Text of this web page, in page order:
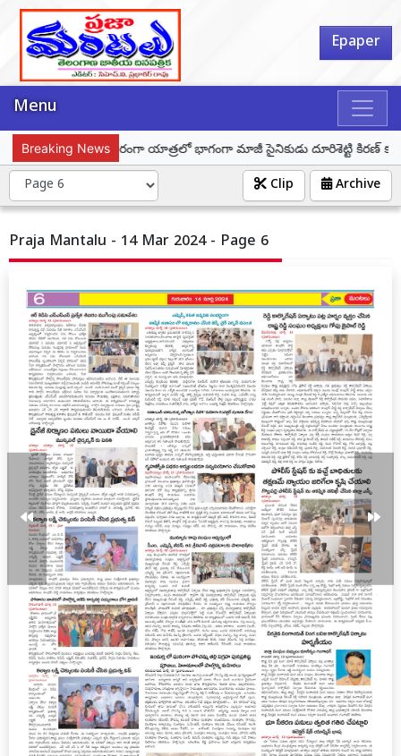
Epaper
Menu
Breaking News
ఘర్ తిరంగా – తిరంగా యాత్రలో భాగంగా మాజీ సైనికుడు దూరిశెట్టి కిరణ్
Archive
Clip
Praja Mantalu - 14 Mar 2024 - Page 6